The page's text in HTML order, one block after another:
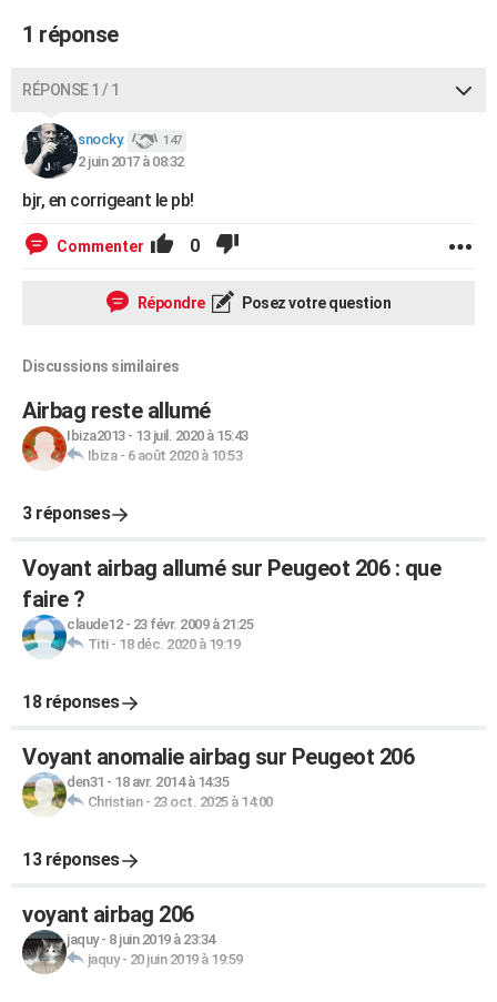
CARTE DE VOEUX
Carte de Noël
Carte Bonne année
Carte Saint-Valentin
Carte Pâques
Carte d'anniversaire
DICTIONNAIRE
Dictionnaire
Biographies
Citations
Expressions
Proverbes
PROGRAMME TV
AVIS DE DÉCÈS
1 réponse
RÉPONSE 1 / 1
snocky. 147
2 juin 2017 à 08:32
bjr, en corrigeant le pb!
Commenter 0
Répondre Posez votre question
Discussions similaires
Airbag reste allumé
Ibiza2013- 13 juil. 2020 à 15:43
Ibiza- 6 août 2020 à 10:53
3 réponses
Voyant airbag allumé sur Peugeot 206 : que
faire ?
claude12- 23 févr. 2009 à 21:25
Titi- 18 déc. 2020 à 19:19
18 réponses
Voyant anomalie airbag sur Peugeot 206
den31 - 18 avr. 2014 à 14:35
Christian- 23 oct. 2025 à 14:00
13 réponses
voyant airbag 206
jaquy- 8 juin 2019 à 23:34
jaquy- 20 juin 2019 à 19:59